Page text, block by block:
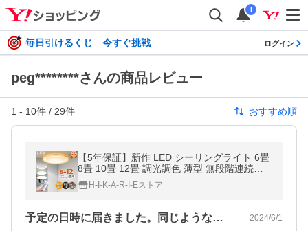
i
毎日引けるくじ 今すぐ挑戦 ログイン
peg********さんの商品レビュー
1 - 10件 / 29件 おすすめ順
【5年保証】新作 LED シーリングライト 6畳
8畳 10畳 12畳 調光調色 薄型 無段階連続調
光 昼光色 電球色 常夜灯メモリ機能 星空 ナ
チュラル
H-I-K-A-R-I-Eストア
予定の日時に届きました。同じようなタイ… 2024/6/1